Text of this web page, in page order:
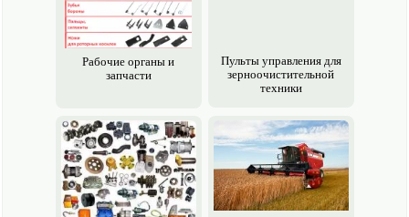
Рабочие органы и
запчасти
Пульты управления для
зерно­очистительной
техники